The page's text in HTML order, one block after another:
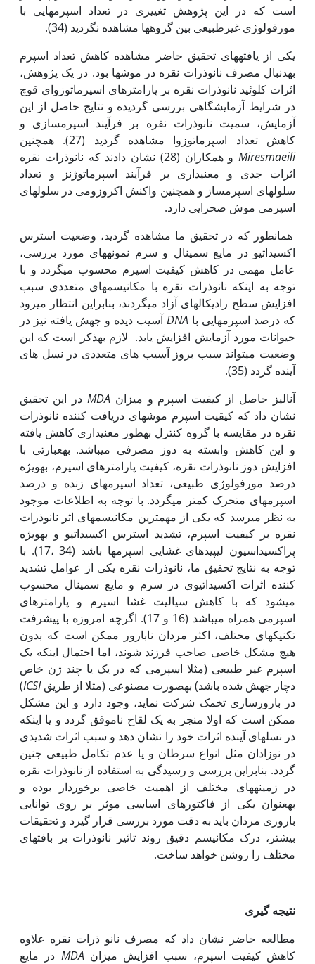
است که در این پژوهش تغییری در تعداد اسپرم‏هایی با
مورفولوژی غیرطبیعی بین گروه‏ها مشاهده نگردید (34).
یکی از یافته‏های تحقیق حاضر مشاهده کاهش تعداد اسپرم
به‏دنبال مصرف نانوذرات نقره در موش‏ها بود. در یک پژوهش،
اثرات کلوئید نانوذرات نقره بر پارامترهای اسپرماتوزوای قوچ
در شرایط آزمایشگاهی بررسی گردیده و نتایج حاصل از این
آزمایش، سمیت نانوذرات نقره بر فرآیند اسپرم‏سازی و
کاهش تعداد اسپرماتوزوا مشاهده گردید (27). همچنین
Miresmaeili
و همکاران (28) نشان دادند که نانوذرات نقره
اثرات جدی و معنی‏داری بر فرآیند اسپرماتوژنز و تعداد
سلول‏های اسپرم‏ساز و همچنین واکنش اکروزومی در سلول‏های
اسپرمی موش صحرایی دارد.
همانطور که در تحقیق ما مشاهده گردید، وضعیت استرس
اکسیداتیو در مایع سمینال و سرم نمونه‏های مورد بررسی،
عامل مهمی در کاهش کیفیت اسپرم محسوب می‏گردد و با
توجه به اینکه نانوذرات نقره با مکانیسم‏های متعددی سبب
افزایش سطح رادیکال‏های آزاد می‏گردند، بنابراین انتظار می‏رود
که درصد اسپرم‏هایی با DNA آسیب دیده و جهش یافته نیز در
حیوانات مورد آزمایش افزایش یابد. لازم به‏ذکر است که این
وضعیت می‏تواند سبب بروز آسیب های متعددی در نسل های
آینده گردد (35).
آنالیز حاصل از کیفیت اسپرم و میزانMDA در این تحقیق
نشان داد که کیقیت اسپرم موش‏های دریافت کننده نانوذرات
نقره در مقایسه با گروه کنترل به‏طور معنی‏داری کاهش یافته
و این کاهش وابسته به دوز مصرفی می‏باشد. به‏عبارتی با
افزایش دوز نانوذرات نقره، کیفیت پارامترهای اسپرم، به‏ویژه
درصد مورفولوژی طبیعی، تعداد اسپرم‏های زنده و درصد
اسپرم‏های متحرک کمتر می‏گردد. با توجه به اطلاعات موجود
به نظر می‏رسد که یکی از مهم‏ترین مکانیسم‏های اثر نانوذرات
نقره بر کیفیت اسپرم، تشدید استرس اکسیداتیو و به‏ویژه
پراکسیداسیون لیپیدهای غشایی اسپرم‏ها باشد (34 ،17). با
توجه به نتایج تحقیق ما، نانوذرات نقره یکی از عوامل تشدید
کننده اثرات اکسیداتیوی در سرم و مایع سمینال محسوب
می‏شود که با کاهش سیالیت غشا اسپرم و پارامترهای
اسپرمی همراه می‏باشد (16 و 17). اگرچه امروزه با پیشرفت
تکنیک‏های مختلف، اکثر مردان نابارور ممکن است که بدون
هیچ مشکل خاصی صاحب فرزند شوند، اما احتمال اینکه یک
اسپرم غیر طبیعی (مثلا اسپرمی که در یک یا چند ژن خاص
دچار جهش شده باشد) به‏صورت مصنوعی (مثلا از طریقICSI
)
در بارورسازی تخمک شرکت نماید، وجود دارد و این مشکل
ممکن است که اولا منجر به یک لقاح ناموفق گردد و یا اینکه
در نسل‏های آینده اثرات خود را نشان دهد و سبب اثرات شدیدی
در نوزادان مثل انواع سرطان و یا عدم تکامل طبیعی جنین
گردد. بنابراین بررسی و رسیدگی به استفاده از نانوذرات نقره
در زمینه‏های مختلف از اهمیت خاصی برخوردار بوده و
به‏عنوان یکی از فاکتورهای اساسی موثر بر روی توانایی
باروری مردان باید به دقت مورد بررسی قرار گیرد و تحقیقات
بیشتر، درک مکانیسم دقیق روند تاثیر نانوذرات بر بافت‏های
مختلف را روشن خواهد ساخت.
نتیجه گیری
مطالعه حاضر نشان داد که مصرف نانو ذرات نقره علاوه
کاهش کیفیت اسپرم، سبب افزایش میزانMDA در مایع